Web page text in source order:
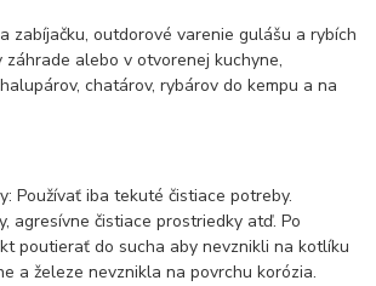
zabíjačku, outdorové varenie gulášu a rybích
záhrade alebo v otvorenej kuchyne,
chatárov, rybárov do kempu a na
Používať iba tekuté čistiace potreby.
agresívne čistiace prostriedky atď. Po
poutierať do sucha aby nevznikli na kotlíku
a železe nevznikla na povrchu korózia.